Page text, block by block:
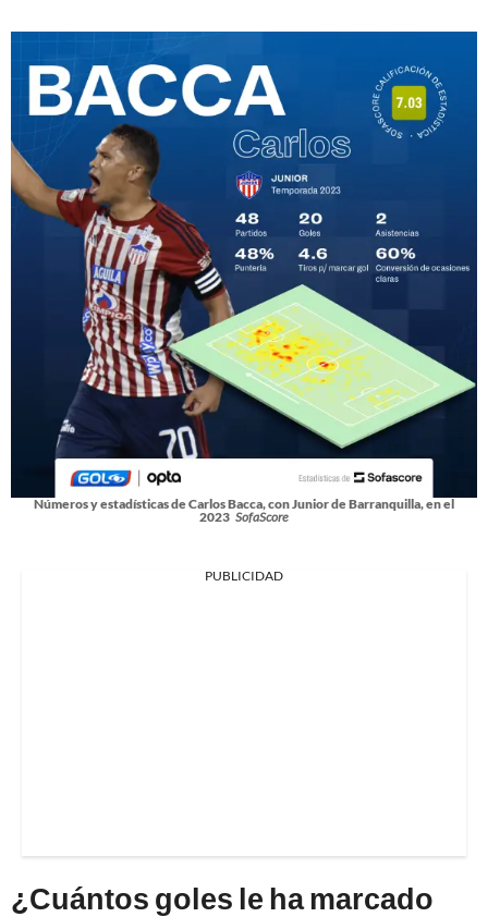
Números y estadísticas de Carlos Bacca, con Junior de Barranquilla, en el
2023 SofaScore
PUBLICIDAD
¿Cuántos goles le ha marcado